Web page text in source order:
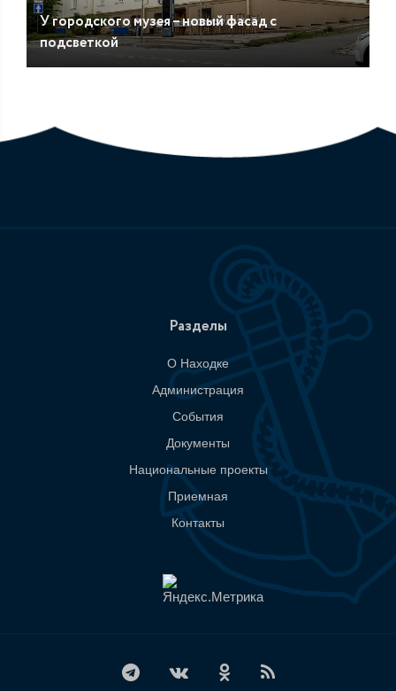
У городского музея – новый фасад с
подсветкой
Разделы
О Находке
Администрация
События
Документы
Национальные проекты
Приемная
Контакты